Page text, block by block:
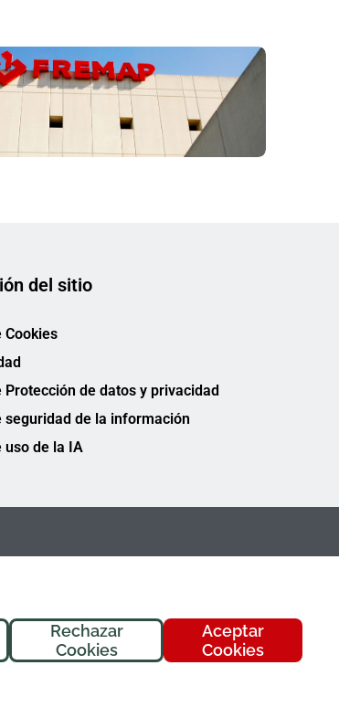
Aceptar
Cookies
Rechazar
Cookies
¡Hola! Soy
, tu asistente de
FREMAP. ¿En qué puedo ayudarte
hoy?
del sitio
Cookies
Protección de datos y privacidad
seguridad de la información
uso de la IA